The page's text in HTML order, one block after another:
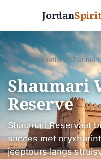
JordanSpirit
Home/Destinations
Shaumari
Reserve
Shaumari Reservaat
succes met
jeeptours langs